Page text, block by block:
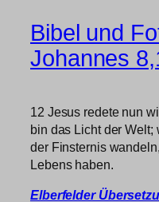
Bibel und
Johannes
12 Jesus redete nun
bin das Licht der Welt;
der Finsternis
Lebens haben.
Elberfelder